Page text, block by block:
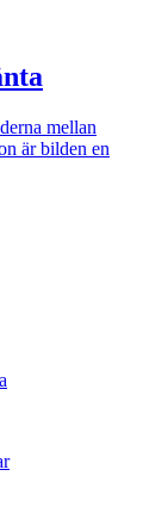
mellan
är bilden en